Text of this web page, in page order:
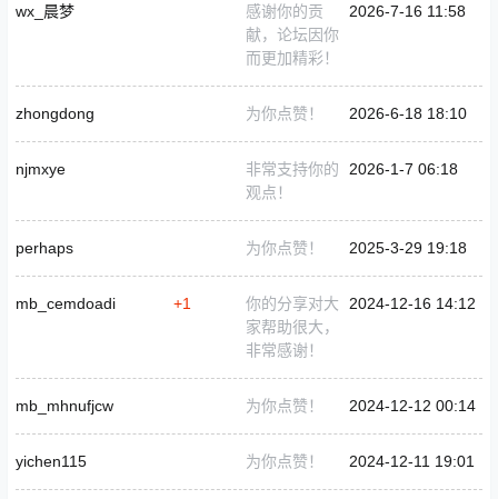
wx_晨梦
感谢你的贡
献，论坛因你
而更加精彩！
2026-7-16 11:58
zhongdong 为你点赞！ 2026-6-18 18:10
njmxye
非常支持你的
观点！
2026-1-7 06:18
perhaps 为你点赞！ 2025-3-29 19:18
mb_cemdoadi +1
你的分享对大
家帮助很大，
非常感谢！
2024-12-16 14:12
mb_mhnufjcw 为你点赞！ 2024-12-12 00:14
yichen115 为你点赞！ 2024-12-11 19:01